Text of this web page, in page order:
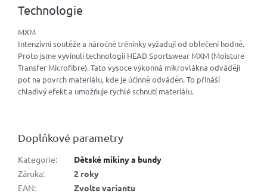
Technologie
MXM
Intenzivní soutěže a náročné tréninky vyžadují od oblečení hodně.
Proto jsme vyvinuli technologii HEAD Sportswear MXM (Moisture
Transfer Microfibre). Tato vysoce výkonná mikrovlákna odvádějí
pot na povrch materiálu, kde je účinně odváděn. To přináší
chladivý efekt a umožňuje rychlé schnutí materiálu.
Doplňkové parametry
Kategorie:
Dětské mikiny a bundy
Záruka:
2 roky
EAN:
Zvolte variantu